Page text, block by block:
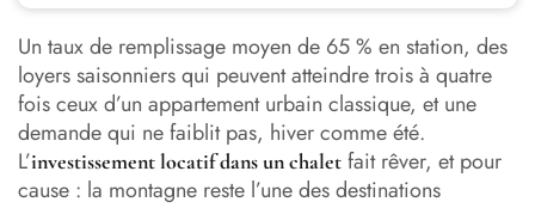
Pourquoi l’investissement locatif dans un chalet séduit
autant ?
Choisir le bon emplacement : la clé de voûte de votre
projet
Budget et financement : combien coûte réellement un
investissement locatif dans un chalet ?
Un taux de remplissage moyen de 65 % en station, des
loyers saisonniers qui peuvent atteindre trois à quatre
fois ceux d’un appartement urbain classique, et une
demande qui ne faiblit pas, hiver comme été.
L’investissement locatif dans un chalet fait rêver, et pour
cause : la montagne reste l’une des destinations